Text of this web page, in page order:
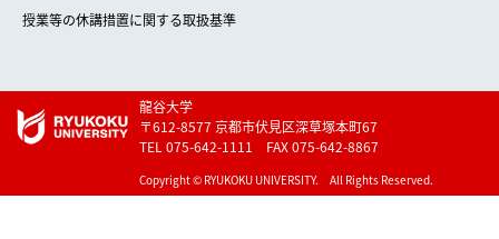
授業等の休講措置に関する取扱基準
Copyright © RYUKOKU UNIVERSITY. All Rights Reserved.
龍谷大学
〒612-8577 京都市伏見区深草塚本町67
TEL 075-642-1111 FAX 075-642-8867